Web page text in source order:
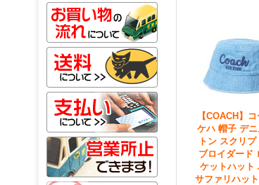
【COACH】
ケハ 帽子 デ
トン スクリ
ブロイダード
ケットハット
サファリハッ